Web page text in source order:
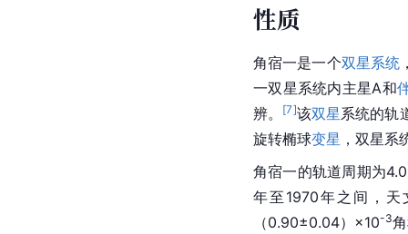
性质
角宿一是一个双星系统
一双星系统内主星A和
辨。
[7]该双星系统的轨
旋转椭球变星 ，双星系
角宿一的轨道周期为
年至1970年之间，天
（0.90±0.04）×10-3